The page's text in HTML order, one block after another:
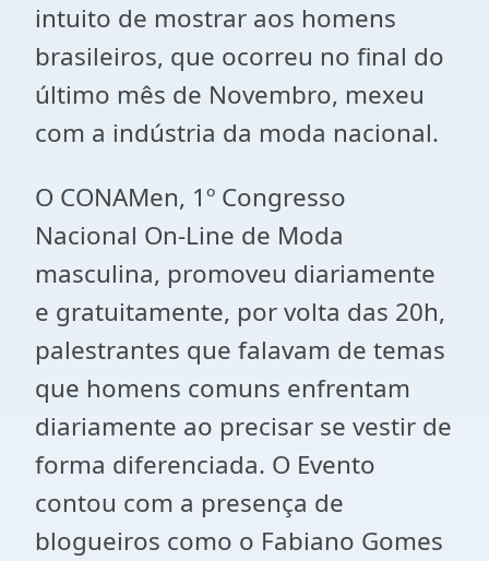
intuito de mostrar aos homens
brasileiros, que ocorreu no final do
último mês de Novembro, mexeu
com a indústria da moda nacional.
O CONAMen, 1º Congresso
Nacional On-Line de Moda
masculina, promoveu diariamente
e gratuitamente, por volta das 20h,
palestrantes que falavam de temas
que homens comuns enfrentam
diariamente ao precisar se vestir de
forma diferenciada. O Evento
contou com a presença de
blogueiros como o Fabiano Gomes